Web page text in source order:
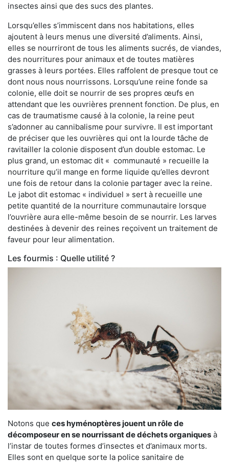
insectes ainsi que des sucs des plantes.
Lorsqu’elles s’immiscent dans nos habitations, elles
ajoutent à leurs menus une diversité d’aliments. Ainsi,
elles se nourriront de tous les aliments sucrés, de viandes,
des nourritures pour animaux et de toutes matières
grasses à leurs portées. Elles raffolent de presque tout ce
dont nous nous nourrissons. Lorsqu’une reine fonde sa
colonie, elle doit se nourrir de ses propres œufs en
attendant que les ouvrières prennent fonction. De plus, en
cas de traumatisme causé à la colonie, la reine peut
s’adonner au cannibalisme pour survivre. Il est important
de préciser que les ouvrières qui ont la lourde tâche de
ravitailler la colonie disposent d’un double estomac. Le
plus grand, un estomac dit « communauté » recueille la
nourriture qu’il mange en forme liquide qu’elles devront
une fois de retour dans la colonie partager avec la reine.
Le jabot dit estomac « individuel » sert à recueille une
petite quantité de la nourriture communautaire lorsque
l’ouvrière aura elle-même besoin de se nourrir. Les larves
destinées à devenir des reines reçoivent un traitement de
faveur pour leur alimentation.
Les fourmis : Quelle utilité ?
Notons que ces hyménoptères jouent un rôle de
décomposeur en se nourrissant de déchets organiques à
l’instar de toutes formes d’insectes et d’animaux morts.
Elles sont en quelque sorte la police sanitaire de